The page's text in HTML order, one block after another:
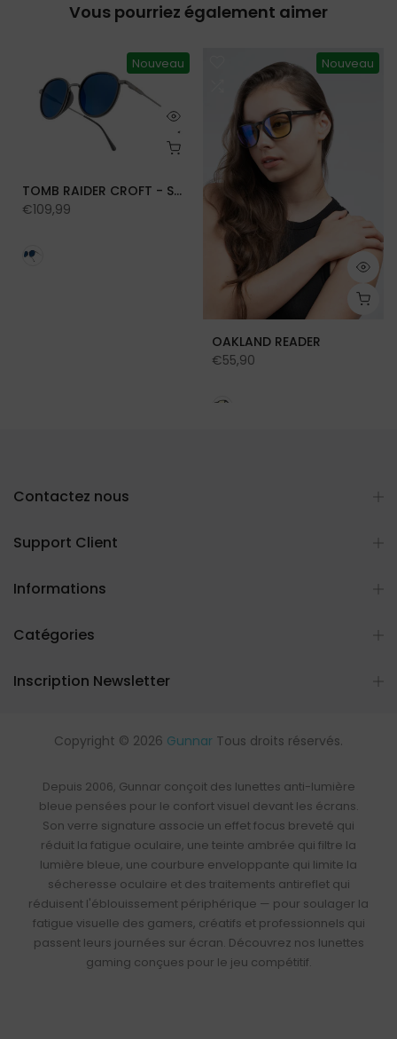
Vous pourriez également aimer
Nouveau
TOMB RAIDER CROFT - SUN
€109,99
Nouveau
OAKLAND READER
€55,90
Contactez nous
Support Client
Informations
Catégories
Inscription Newsletter
Copyright © 2026 Gunnar Tous droits réservés.
Depuis 2006, Gunnar conçoit des lunettes anti-lumière
bleue pensées pour le confort visuel devant les écrans.
Son verre signature associe un effet focus breveté qui
réduit la fatigue oculaire, une teinte ambrée qui filtre la
lumière bleue, une courbure enveloppante qui limite la
sécheresse oculaire et des traitements antireflet qui
réduisent l'éblouissement périphérique — pour soulager la
fatigue visuelle des gamers, créatifs et professionnels qui
passent leurs journées sur écran. Découvrez nos lunettes
gaming conçues pour le jeu compétitif.